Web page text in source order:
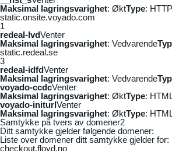
Maksimal lagringsvarighet: ØktType:
static.onsite.voyado.com
1
redeal-lvdVenter
Maksimal lagringsvarighet: Vedvarende
static.redeal.se
3
redeal-idfdVenter
Maksimal lagringsvarighet: Vedvarende
voyado-ccdcVenter
Maksimal lagringsvarighet: ØktType:
voyado-initurlVenter
Maksimal lagringsvarighet: ØktType:
Samtykke på tvers av domener2
Ditt samtykke gjelder følgende domener:
Liste over domener ditt samtykke gjelder for:
checkout.floyd.no